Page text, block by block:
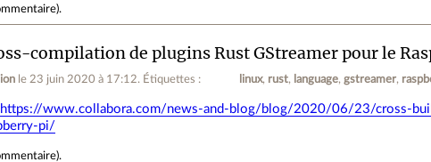
).
compilation de plugins Rust GStreamer pour le
le 23 juin 2020 à 17:12. Étiquettes : linux rust language gstreamer
https://www.collabora.com/news-and-blog/blog/2020/06/23/cross-
pi/
).